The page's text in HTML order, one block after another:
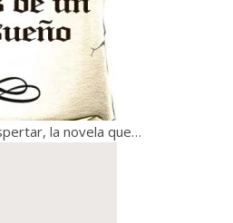
la novela que…